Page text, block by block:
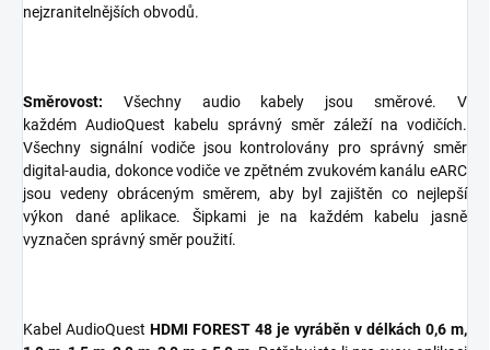
nejzranitelnějších obvodů.
Směrovost: Všechny audio kabely jsou směrové. V
každém AudioQuest kabelu správný směr záleží na vodičích.
Všechny signální vodiče jsou kontrolovány pro správný směr
digital-audia, dokonce vodiče ve zpětném zvukovém kanálu eARC
jsou vedeny obráceným směrem, aby byl zajištěn co nejlepší
výkon dané aplikace. Šipkami je na každém kabelu jasně
vyznačen správný směr použití.
Kabel AudioQuest HDMI FOREST 48 je vyráběn v délkách 0,6 m,